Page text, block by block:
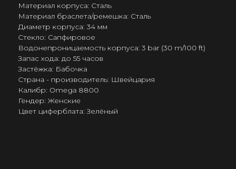
Материал корпуса: Сталь
Материал браслета/ремешка: Сталь
Диаметр корпуса: 34 мм
Стекло: Сапфировое
Водонепроницаемость корпуса: 3 bar (30 m/100 ft)
Запас хода: до 55 часов
Застёжка: Бабочка
Страна - производитель: Швейцария
Калибр: Omega 8800
Гендер: Женские
Цвет циферблата: Зелёный